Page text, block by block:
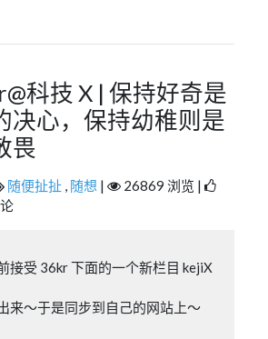
科技 X | 保持好奇是
决心，保持幼稚则是
畏
随便扯扯 , 随想 |
26869 浏览 |
接受 36kr 下面的一个新栏目 kejiX
来～于是同步到自己的网站上～